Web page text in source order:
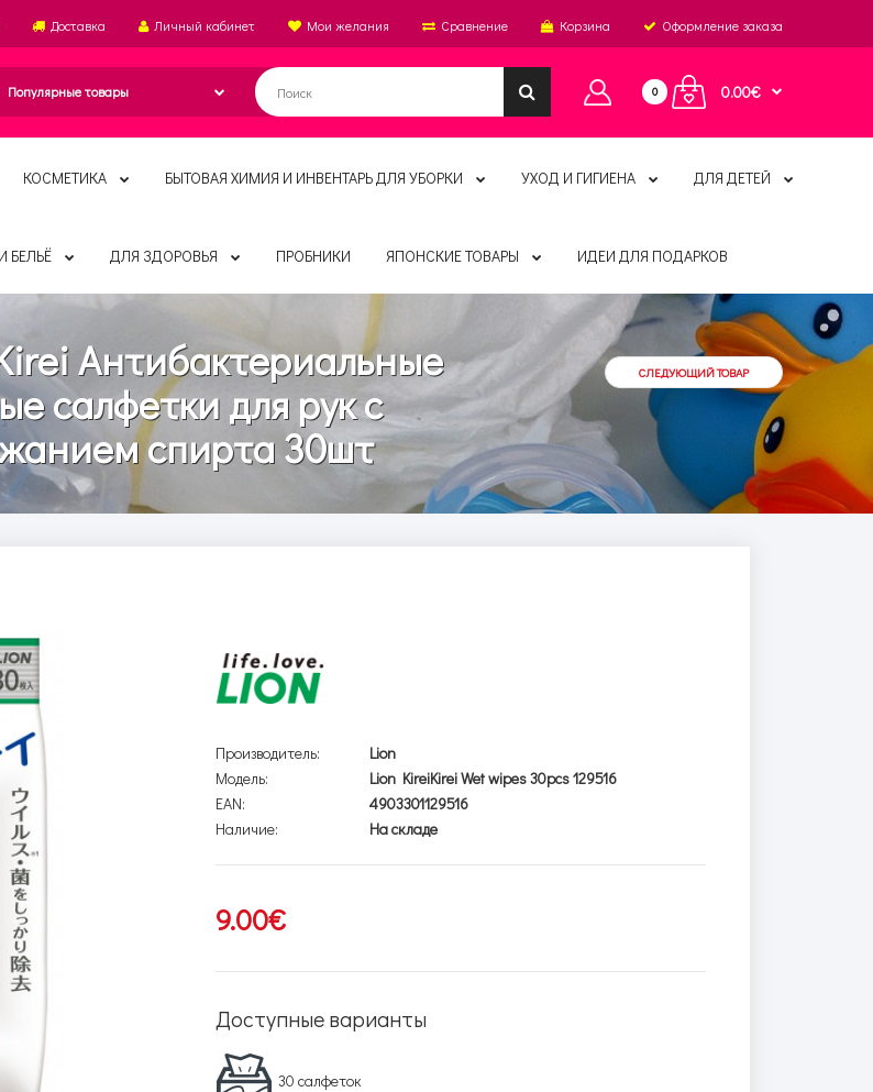
Доставка Личный кабинет Мои желания Сравнение Корзина Оформление заказа
0 0.00€
КОСМЕТИКА БЫТОВАЯ ХИМИЯ И ИНВЕНТАРЬ ДЛЯ УБОРКИ УХОД И ГИГИЕНА ДЛЯ ДЕТЕЙ
БЕЛЬЁ ДЛЯ ЗДОРОВЬЯ ПРОБНИКИ ЯПОНСКИЕ ТОВАРЫ ИДЕИ ДЛЯ ПОДАРКОВ
Антибактериальные
салфетки для рук с
спирта 30шт
СЛЕДУЮЩИЙ ТОВАР
Производитель:
Lion
Модель:
Lion KireiKirei Wet wipes 30pcs 129516
EAN:
4903301129516
Наличие:
На складе
9.00€
Доступные варианты
30 салфеток